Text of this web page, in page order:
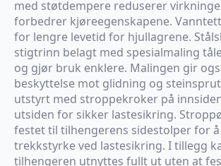
med støtdempere reduserer
forbedrer kjøreegenskapene.
for lengre levetid for hjullagrene.
stigtrinn belagt med spesialmaling
og gjør bruk enklere. Malingen gir
beskyttelse mot glidning og
utstyrt med stroppekroker på
utsiden for sikker lastesikring.
festet til tilhengerens sidestolper for
trekkstyrke ved lastesikring. I tillegg
tilhengeren utnyttes fullt ut uten at